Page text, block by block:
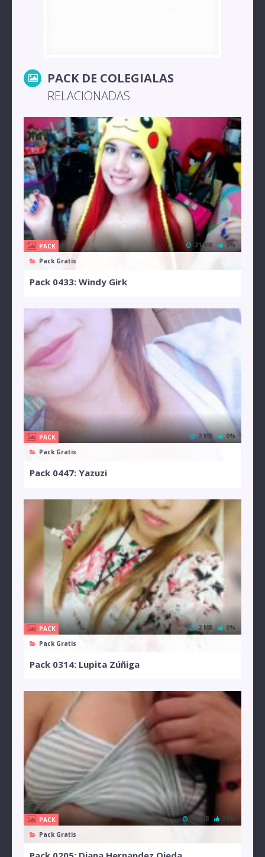
PACK DE COLEGIALAS
RELACIONADAS
PACK
Pack Gratis
21 MB 0%
Pack 0433: Windy Girk
PACK
Pack Gratis
2 MB 0%
Pack 0447: Yazuzi
PACK
Pack Gratis
2 MB 0%
Pack 0314: Lupita Zúñiga
PACK
Pack Gratis
46 MB 50%